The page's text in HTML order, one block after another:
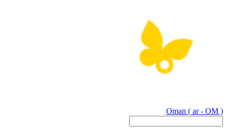
Oman ( ar - OM )